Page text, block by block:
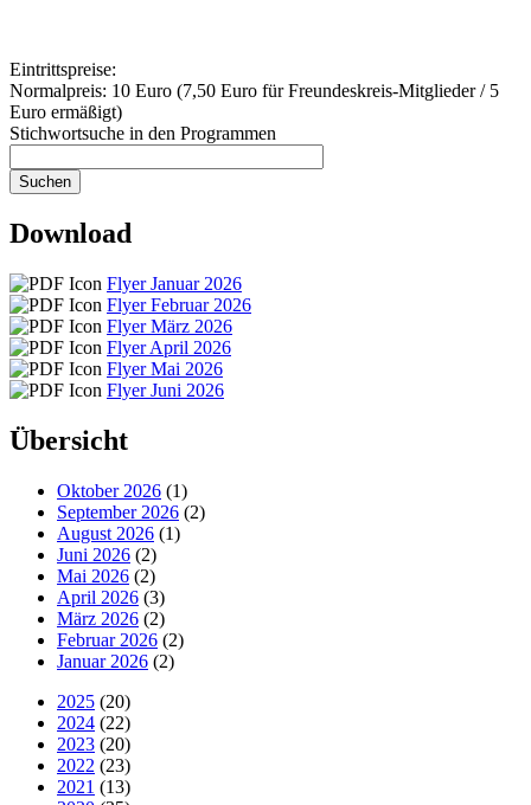
Eintrittspreise:
Normalpreis: 10 Euro (7,50 Euro für Freundeskreis-Mitglieder / 5
Euro ermäßigt)
Stichwortsuche in den Programmen
Download
Flyer Januar 2026
Flyer Februar 2026
Flyer März 2026
Flyer April 2026
Flyer Mai 2026
Flyer Juni 2026
Übersicht
Oktober 2026 (1)
September 2026 (2)
August 2026 (1)
Juni 2026 (2)
Mai 2026 (2)
April 2026 (3)
März 2026 (2)
Februar 2026 (2)
Januar 2026 (2)
2025 (20)
2024 (22)
2023 (20)
2022 (23)
2021 (13)